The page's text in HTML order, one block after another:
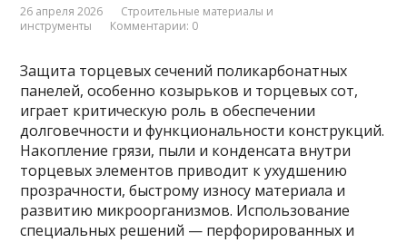
26 апреля 2026
Строительные материалы и
инструменты
Комментарии: 0
Защита торцевых сечений поликарбонатных
панелей, особенно козырьков и торцевых сот,
играет критическую роль в обеспечении
долговечности и функциональности конструкций.
Накопление грязи, пыли и конденсата внутри
торцевых элементов приводит к ухудшению
прозрачности, быстрому износу материала и
развитию микроорганизмов. Использование
специальных решений — перфорированных и